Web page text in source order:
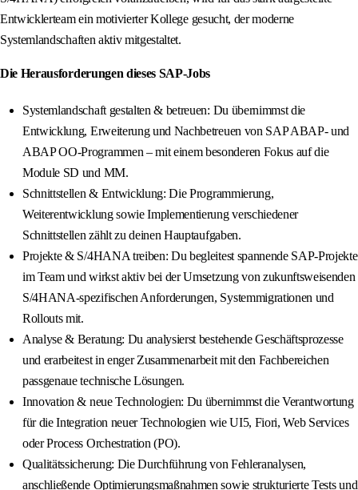
Entwicklerteam ein motivierter Kollege gesucht, der moderne
Systemlandschaften aktiv mitgestaltet.
Die Herausforderungen dieses SAP-Jobs
Systemlandschaft gestalten & betreuen: Du übernimmst die
Entwicklung, Erweiterung und Nachbetreuen von SAP ABAP- und
ABAP OO-Programmen – mit einem besonderen Fokus auf die
Module SD und MM.
Schnittstellen & Entwicklung: Die Programmierung,
Weiterentwicklung sowie Implementierung verschiedener
Schnittstellen zählt zu deinen Hauptaufgaben.
Projekte & S/4HANA treiben: Du begleitest spannende SAP-Projekte
im Team und wirkst aktiv bei der Umsetzung von zukunftsweisenden
S/4HANA-spezifischen Anforderungen, Systemmigrationen und
Rollouts mit.
Analyse & Beratung: Du analysierst bestehende Geschäftsprozesse
und erarbeitest in enger Zusammenarbeit mit den Fachbereichen
passgenaue technische Lösungen.
Innovation & neue Technologien: Du übernimmst die Verantwortung
für die Integration neuer Technologien wie UI5, Fiori, Web Services
oder Process Orchestration (PO).
Qualitätssicherung: Die Durchführung von Fehleranalysen,
anschließende Optimierungsmaßnahmen sowie strukturierte Tests und